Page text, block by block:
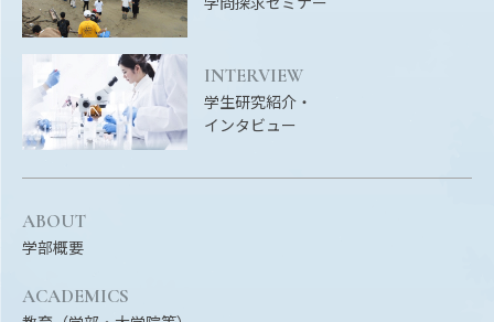
INTERVIEW
学生研究紹介・
インタビュー
ABOUT
学部概要
ACADEMICS